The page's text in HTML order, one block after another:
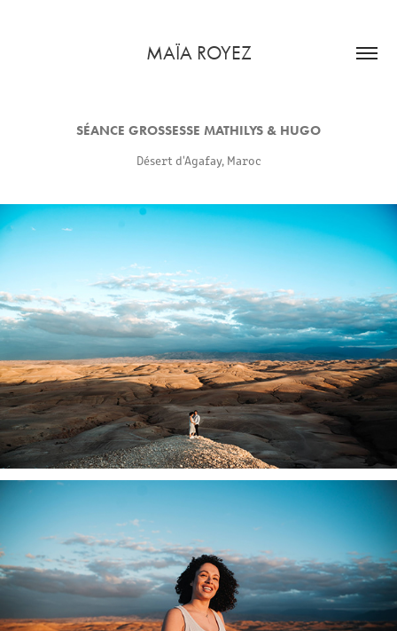
MAÏA ROYEZ
SÉANCE GROSSESSE MATHILYS & HUGO
Désert d'Agafay, Maroc